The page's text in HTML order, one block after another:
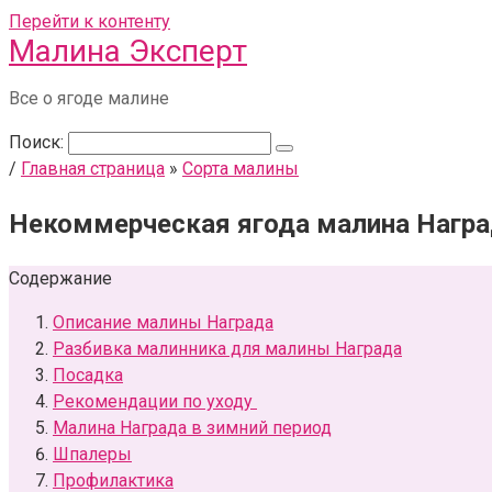
Перейти к контенту
Малина Эксперт
Все о ягоде малине
Поиск:
/ Главная страница » Сорта малины
Некоммерческая ягода малина
Содержание
Описание малины Награда
Разбивка малинника для малины Награда
Посадка
Рекомендации по уходу
Малина Награда в зимний период
Шпалеры
Профилактика